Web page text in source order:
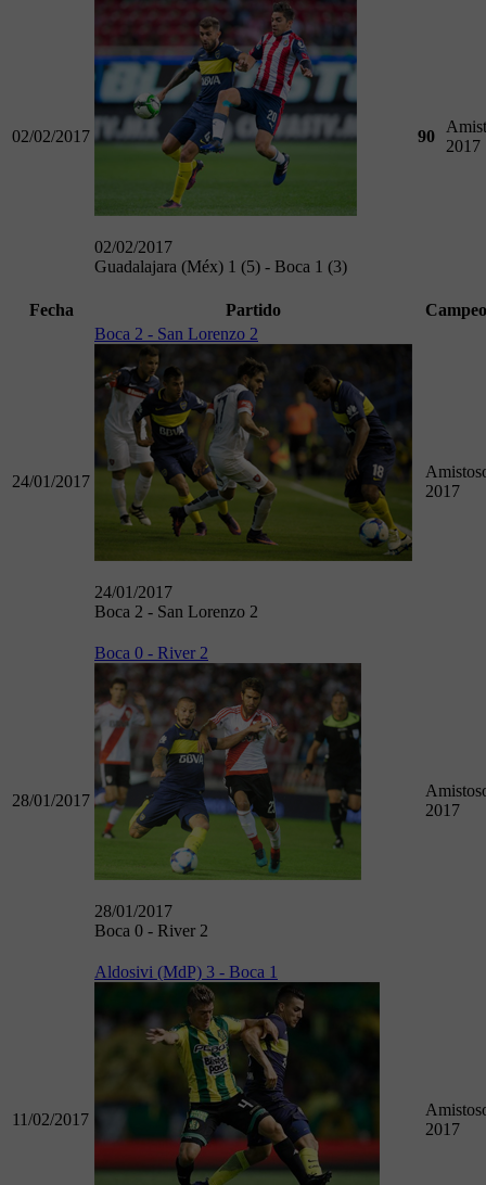
02/02/2017
02/02/2017
Guadalajara (Méx) 1 (5) - Boca 1 (3)
90
2017
Fecha Partido
24/01/2017
Boca 2 - San Lorenzo 2
24/01/2017
Boca 2 - San Lorenzo 2
2017
28/01/2017
Boca 0 - River 2
28/01/2017
Boca 0 - River 2
2017
11/02/2017
Aldosivi (MdP) 3 - Boca 1
2017